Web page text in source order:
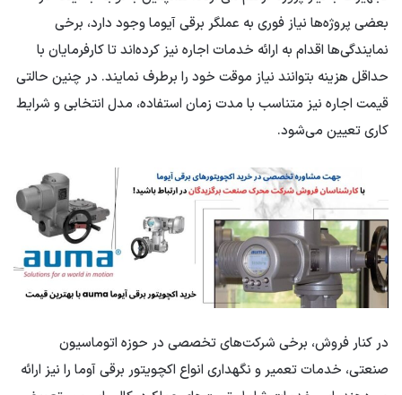
بعضی پروژه‌ها نیاز فوری به عملگر برقی آیوما وجود دارد، برخی
نمایندگی‌ها اقدام به ارائه خدمات اجاره نیز کرده‌اند تا کارفرمایان با
حداقل هزینه بتوانند نیاز موقت خود را برطرف نمایند. در چنین حالتی
قیمت اجاره نیز متناسب با مدت زمان استفاده، مدل انتخابی و شرایط
کاری تعیین می‌شود.
در کنار فروش، برخی شرکت‌های تخصصی در حوزه اتوماسیون
صنعتی، خدمات تعمیر و نگهداری انواع اکچویتور برقی آوما را نیز ارائه